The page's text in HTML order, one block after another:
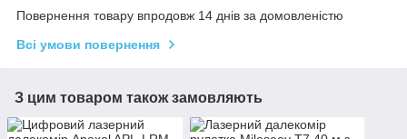
Повернення товару впродовж 14 днів за домовленістю
Всі умови повернення
З цим товаром також замовляють